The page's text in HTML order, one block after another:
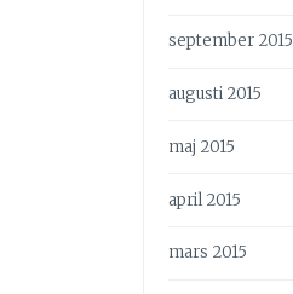
september 2015
augusti 2015
maj 2015
april 2015
mars 2015